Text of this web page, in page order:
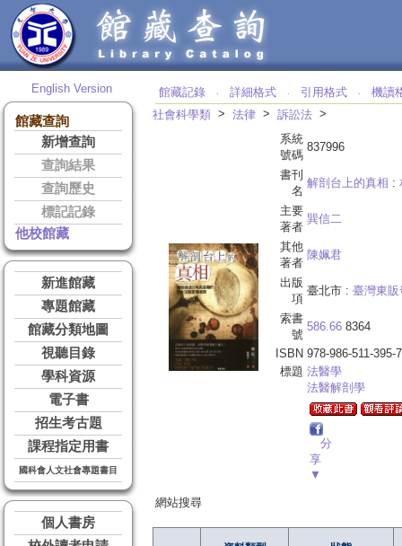
English Version
館藏查詢
新增查詢
查詢結果
查詢歷史
標記記錄
他校館藏
新進館藏
專題館藏
館藏分類地圖
視聽目錄
學科資源
電子書
招生考古題
課程指定用書
國科會人文社會專題書目
個人書房
館藏記錄 ‧ 詳細格式 ‧ 引用格式 ‧
機讀
社會科學類 > 法律 > 訴訟法 >
系統
號碼
837996
書刊
名
解剖台上的真相 :
主要
著者
巽信二
其他
著者
陳姵君
出版
項
臺北市 : 臺灣東販
索書
號
586.66 8364
ISBN 978-986-511-395-7
標題 法醫學
法醫解剖學
分
享
▼
網站搜尋